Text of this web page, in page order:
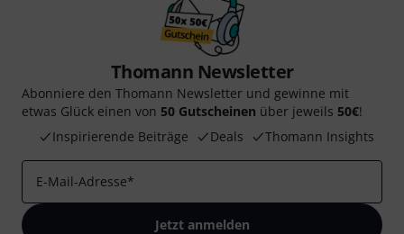
Thomann Newsletter
Abonniere den Thomann Newsletter und gewinne mit
etwas Glück einen von 50 Gutscheinen über jeweils 50€!
Inspirierende Beiträge
Deals Thomann Insights
E-Mail-Adresse*
Jetzt anmelden